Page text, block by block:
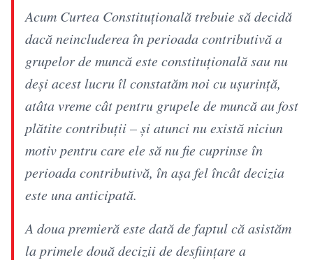
Acum Curtea Constituțională trebuie să decidă
dacă neincluderea în perioada contributivă a
grupelor de muncă este constituțională sau nu
deși acest lucru îl constatăm noi cu ușurință,
atâta vreme cât pentru grupele de muncă au fost
plătite contribuții – și atunci nu există niciun
motiv pentru care ele să nu fie cuprinse în
perioada contributivă, în așa fel încât decizia
este una anticipată.
A doua premieră este dată de faptul că asistăm
la primele două decizii de desființare a